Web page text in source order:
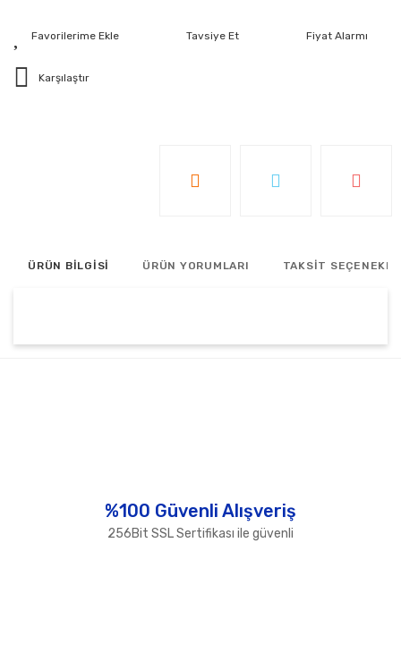
Tavsiye Et Fiyat Alarmı
Karşılaştır
ÜRÜN BİLGİSİ ÜRÜN YORUMLARI TAKSİT
Ürün fiyatı diğer sitelerden daha pahalı.
%100 Güvenli Alışveriş
256Bit SSL Sertifikası ile güvenli